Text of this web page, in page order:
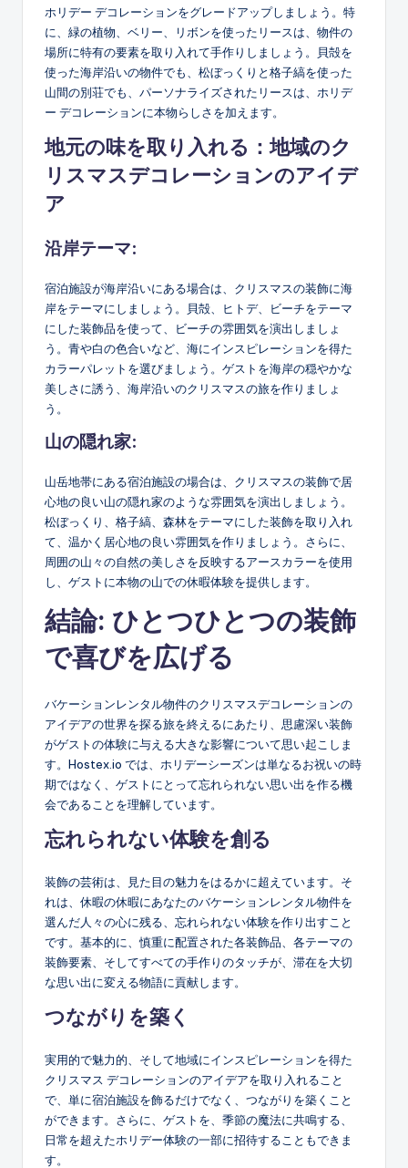
ホリデー デコレーションをグレードアップしましょう。特
に、緑の植物、ベリー、リボンを使ったリースは、物件の
場所に特有の要素を取り入れて手作りしましょう。貝殻を
使った海岸沿いの物件でも、松ぼっくりと格子縞を使った
山間の別荘でも、パーソナライズされたリースは、ホリデ
ー デコレーションに本物らしさを加えます。
地元の味を取り入れる：地域のク
リスマスデコレーションのアイデ
ア
沿岸テーマ:
宿泊施設が海岸沿いにある場合は、クリスマスの装飾に海
岸をテーマにしましょう。貝殻、ヒトデ、ビーチをテーマ
にした装飾品を使って、ビーチの雰囲気を演出しましょ
う。青や白の色合いなど、海にインスピレーションを得た
カラーパレットを選びましょう。ゲストを海岸の穏やかな
美しさに誘う、海岸沿いのクリスマスの旅を作りましょ
う。
山の隠れ家:
山岳地帯にある宿泊施設の場合は、クリスマスの装飾で居
心地の良い山の隠れ家のような雰囲気を演出しましょう。
松ぼっくり、格子縞、森林をテーマにした装飾を取り入れ
て、温かく居心地の良い雰囲気を作りましょう。さらに、
周囲の山々の自然の美しさを反映するアースカラーを使用
し、ゲストに本物の山での休暇体験を提供します。
結論: ひとつひとつの装飾
で喜びを広げる
バケーションレンタル物件のクリスマスデコレーションの
アイデアの世界を探る旅を終えるにあたり、思慮深い装飾
がゲストの体験に与える大きな影響について思い起こしま
す。Hostex.io では、ホリデーシーズンは単なるお祝いの時
期ではなく、ゲストにとって忘れられない思い出を作る機
会であることを理解しています。
忘れられない体験を創る
装飾の芸術は、見た目の魅力をはるかに超えています。そ
れは、休暇の休暇にあなたのバケーションレンタル物件を
選んだ人々の心に残る、忘れられない体験を作り出すこと
です。基本的に、慎重に配置された各装飾品、各テーマの
装飾要素、そしてすべての手作りのタッチが、滞在を大切
な思い出に変える物語に貢献します。
つながりを築く
実用的で魅力的、そして地域にインスピレーションを得た
クリスマス デコレーションのアイデアを取り入れること
で、単に宿泊施設を飾るだけでなく、つながりを築くこと
ができます。さらに、ゲストを、季節の魔法に共鳴する、
日常を超えたホリデー体験の一部に招待することもできま
す。